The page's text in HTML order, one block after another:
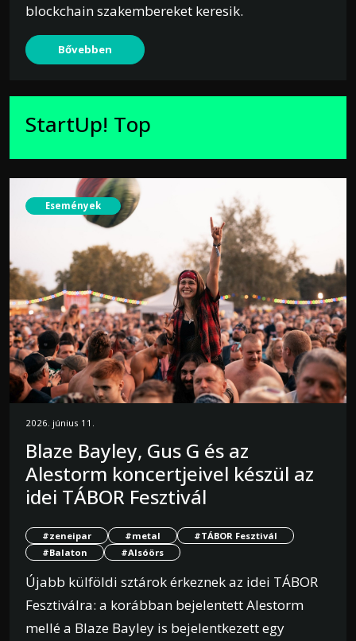
blockchain szakembereket keresik.
Bővebben
StartUp! Top
Események
2026. június 11.
Blaze Bayley, Gus G és az
Alestorm koncertjeivel készül az
idei TÁBOR Fesztivál
#zeneipar #metal
#TÁBOR Fesztivál
#Balaton
#Alsóörs
Újabb külföldi sztárok érkeznek az idei TÁBOR
Fesztiválra: a korábban bejelentett Alestorm
mellé a Blaze Bayley is bejelentkezett egy